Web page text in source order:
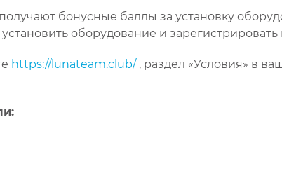
бонусные баллы за установку
оборудование и
https://lunateam.club/, раздел «Условия» в